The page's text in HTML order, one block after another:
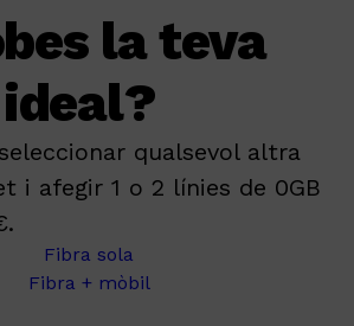
la teva
qualsevol altra
i afegir 1 o 2 línies de 0GB
Fibra sola
Fibra + mòbil